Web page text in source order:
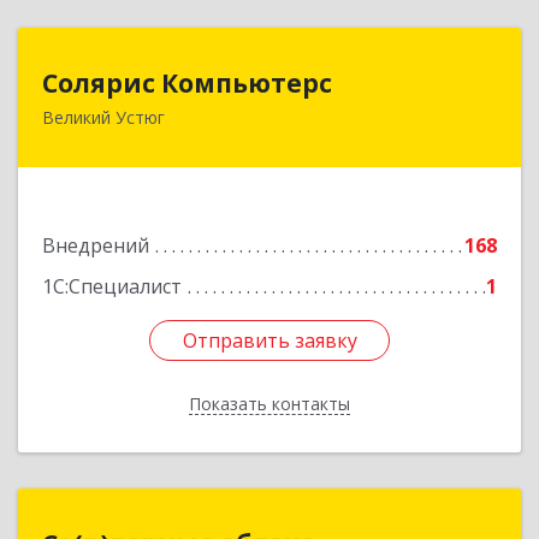
Солярис Компьютерс
Великий Устюг
Внедрений
168
1С:Специалист
1
Отправить заявку
Показать контакты
162390, Вологодская обл, Великий Устюг г,
Отправить заявку
Назад
Се(р)верные облака